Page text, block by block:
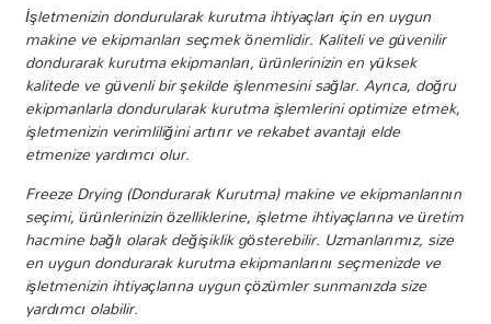
İşletmenizin dondurularak kurutma ihtiyaçları için en uygun
makine ve ekipmanları seçmek önemlidir. Kaliteli ve güvenilir
dondurarak kurutma ekipmanları, ürünlerinizin en yüksek
kalitede ve güvenli bir şekilde işlenmesini sağlar. Ayrıca, doğru
ekipmanlarla dondurularak kurutma işlemlerini optimize etmek,
işletmenizin verimliliğini artırır ve rekabet avantajı elde
etmenize yardımcı olur.
Freeze Drying (Dondurarak Kurutma) makine ve ekipmanlarının
seçimi, ürünlerinizin özelliklerine, işletme ihtiyaçlarına ve üretim
hacmine bağlı olarak değişiklik gösterebilir. Uzmanlarımız, size
en uygun dondurarak kurutma ekipmanlarını seçmenizde ve
işletmenizin ihtiyaçlarına uygun çözümler sunmanızda size
yardımcı olabilir.